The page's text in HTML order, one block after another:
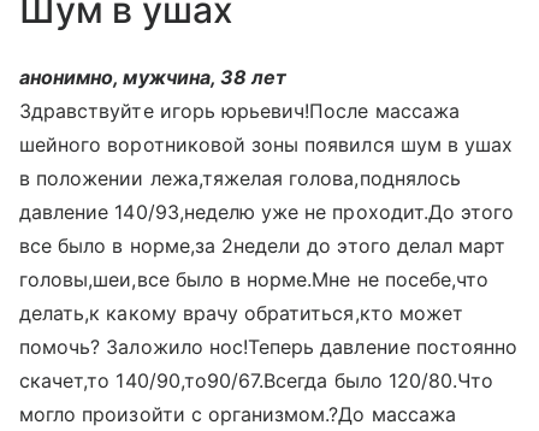
Шум в ушах
анонимно, мужчина, 38 лет
Здравствуйте игорь юрьевич!После массажа
шейного воротниковой зоны появился шум в ушах
в положении лежа,тяжелая голова,поднялось
давление 140/93,неделю уже не проходит.До этого
все было в норме,за 2недели до этого делал март
головы,шеи,все было в норме.Мне не посебе,что
делать,к какому врачу обратиться,кто может
помочь? Заложило нос!Теперь давление постоянно
скачет,то 140/90,то90/67.Всегда было 120/80.Что
могло произойти с организмом.?До массажа